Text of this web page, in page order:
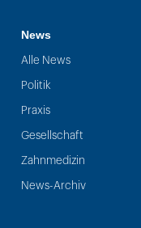
News
Alle News
Politik
Praxis
Gesellschaft
Zahnmedizin
News-Archiv